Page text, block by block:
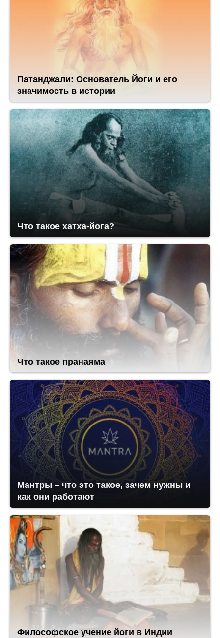
Патанджали: Основатель Йоги и его
значимость в истории
Что такое хатха-йога?
Что такое пранаяма
Мантры – что это такое, зачем нужны и
как они работают
Философское учение йоги в Индии